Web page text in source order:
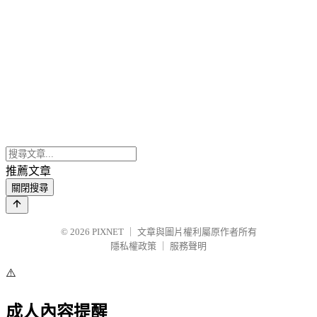
推薦文章
關閉搜尋
© 2026 PIXNET
文章與圖片權利屬原作者所有
隱私權政策
服務聲明
⚠️
成人內容提醒